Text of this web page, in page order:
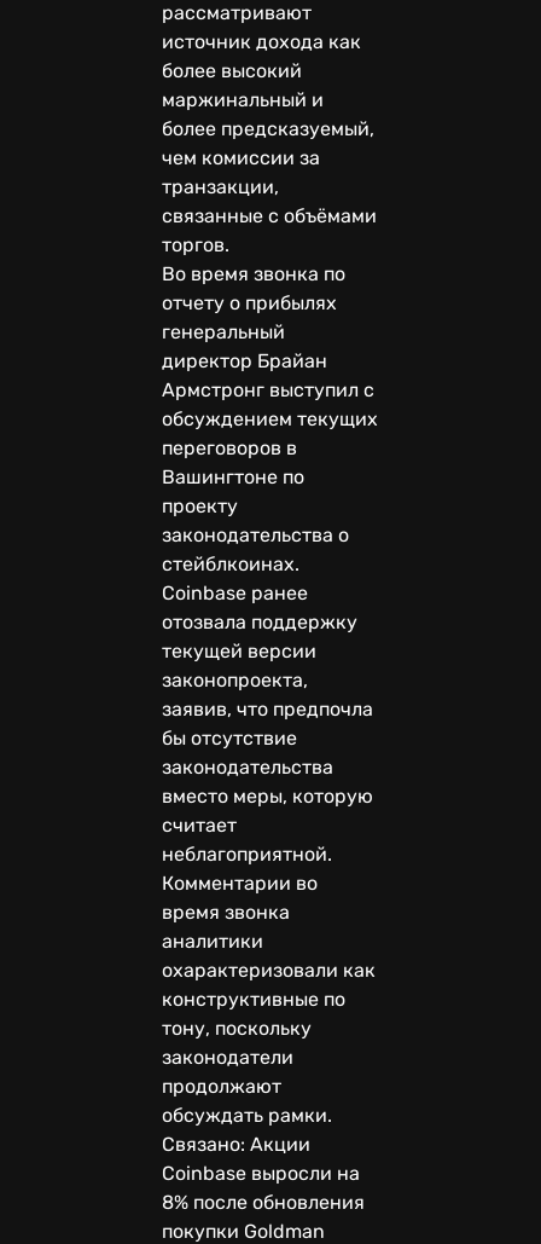
рассматривают
источник дохода как
более высокий
маржинальный и
более предсказуемый,
чем комиссии за
транзакции,
связанные с объёмами
торгов.
Во время звонка по
отчету о прибылях
генеральный
директор Брайан
Армстронг выступил с
обсуждением текущих
переговоров в
Вашингтоне по
проекту
законодательства о
стейблкоинах.
Coinbase ранее
отозвала поддержку
текущей версии
законопроекта,
заявив, что предпочла
бы отсутствие
законодательства
вместо меры, которую
считает
неблагоприятной.
Комментарии во
время звонка
аналитики
охарактеризовали как
конструктивные по
тону, поскольку
законодатели
продолжают
обсуждать рамки.
Связано: Акции
Coinbase выросли на
8% после обновления
покупки Goldman